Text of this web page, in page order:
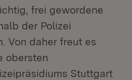
frei gewordene
der Polizei
Von daher freut es
obersten
Stuttgart